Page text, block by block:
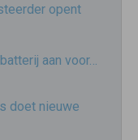
opent
aan voor…
doet nieuwe